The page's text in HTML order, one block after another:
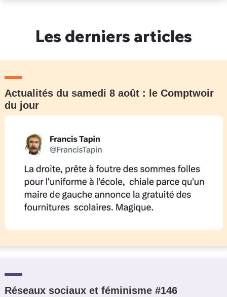
Les derniers articles
Actualités du samedi 8 août : le Comptwoir
du jour
Réseaux sociaux et féminisme #146